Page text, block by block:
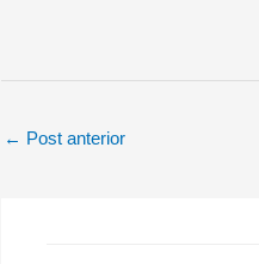
← Post anterior